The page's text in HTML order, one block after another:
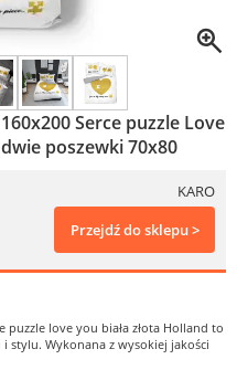
Serce puzzle Love
poszewki 70x80
KARO
Przejdź do sklepu >
puzzle love you biała złota Holland to
stylu. Wykonana z wysokiej jakości